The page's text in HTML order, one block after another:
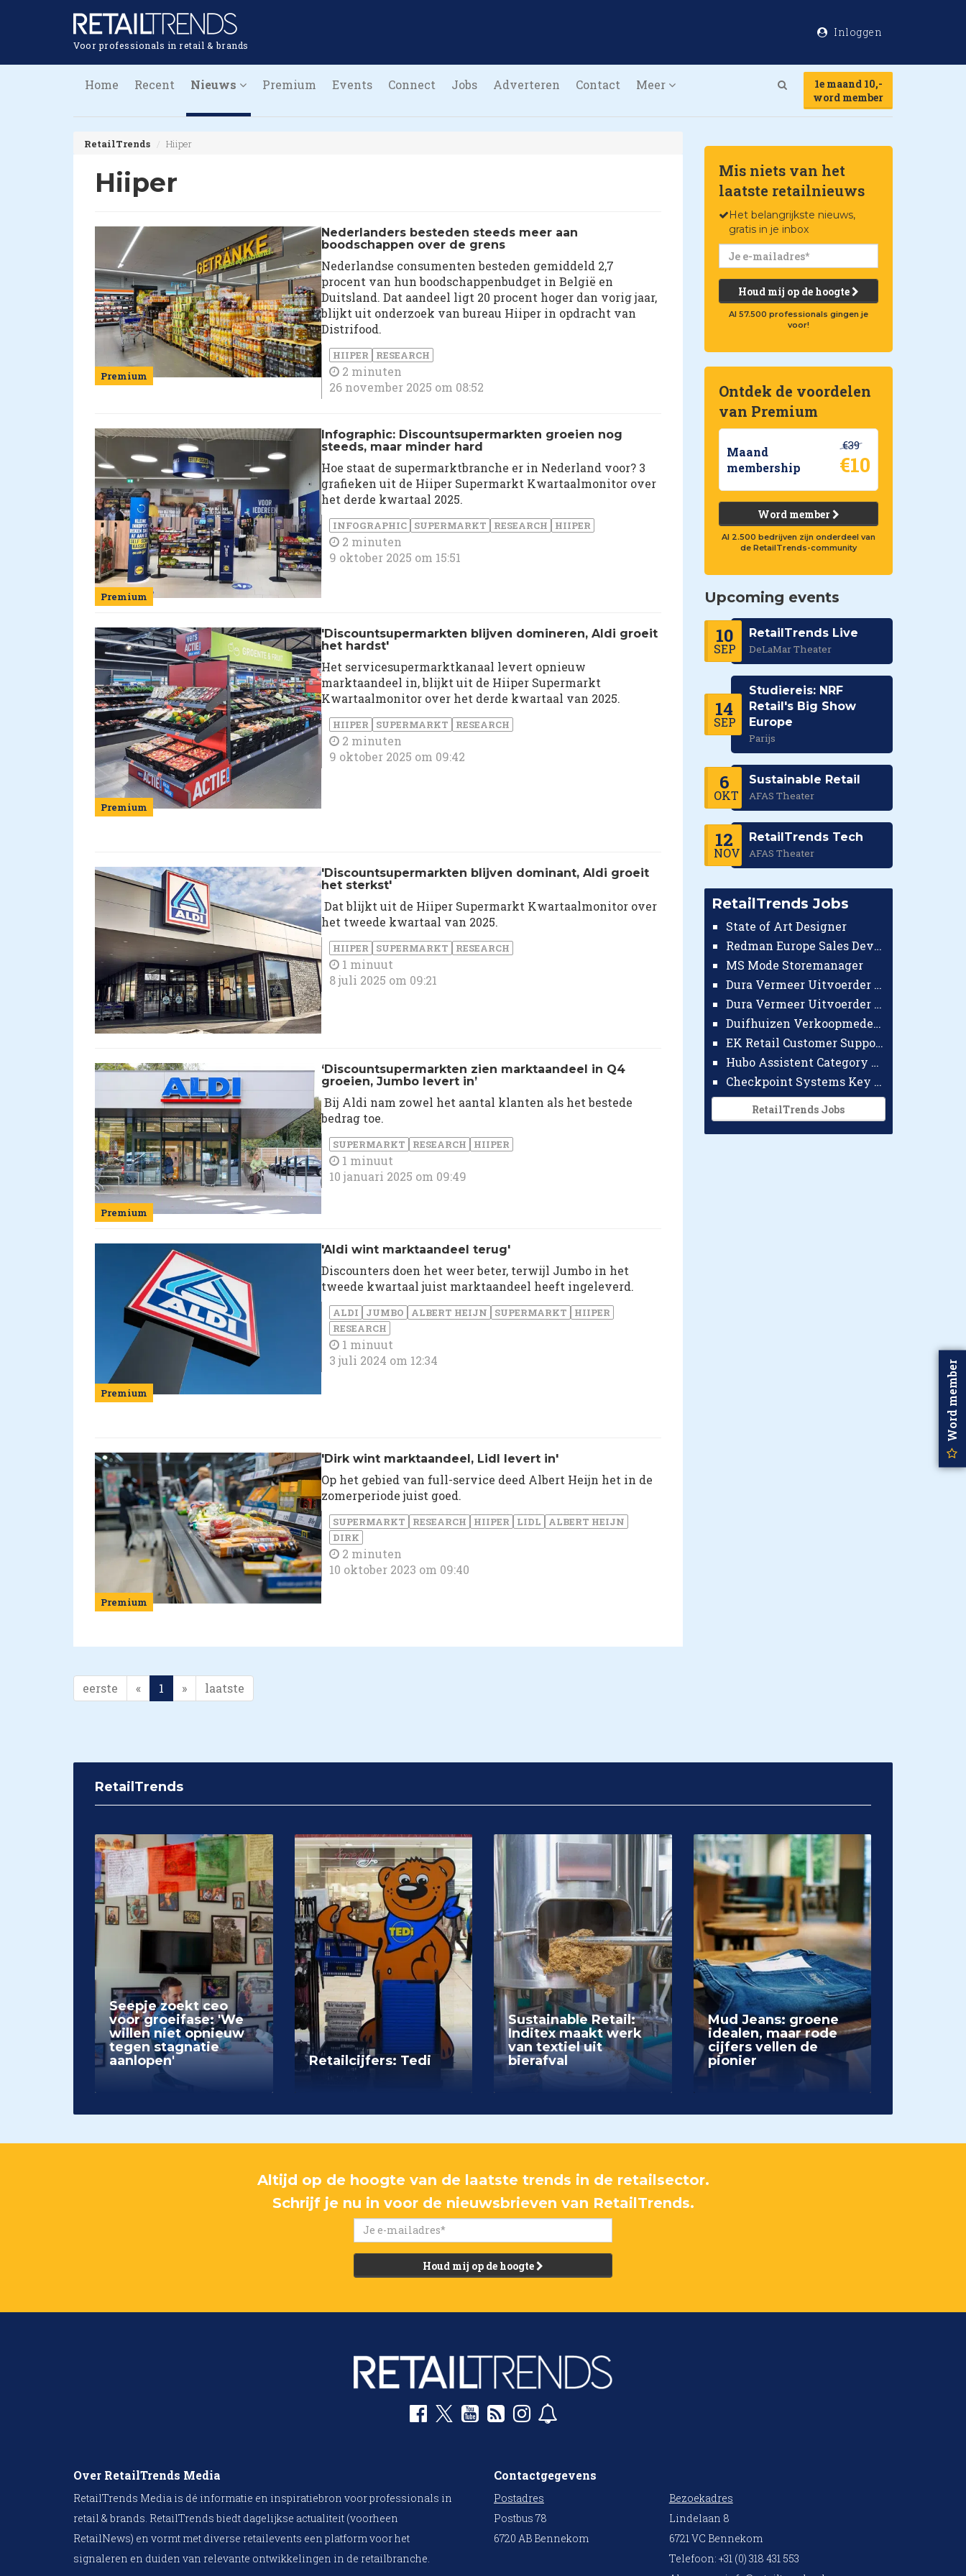
Voor professionals in retail & brands
Inloggen
Home Recent Nieuws Premium Events Connect Jobs Adverteren Contact Meer
1e maand 10,-
word member
RetailTrends Hiiper
Hiiper
Premium
Nederlanders besteden steeds meer aan
boodschappen over de grens
Nederlandse consumenten besteden gemiddeld 2,7
procent van hun boodschappenbudget in België en
Duitsland. Dat aandeel ligt 20 procent hoger dan vorig jaar,
blijkt uit onderzoek van bureau Hiiper in opdracht van
Distrifood.
HIIPER RESEARCH
2 minuten
26 november 2025 om 08:52
Premium
Infographic: Discountsupermarkten groeien nog
steeds, maar minder hard
Hoe staat de supermarktbranche er in Nederland voor? 3
grafieken uit de Hiiper Supermarkt Kwartaalmonitor over
het derde kwartaal 2025.
INFOGRAPHIC SUPERMARKT RESEARCH HIIPER
2 minuten
9 oktober 2025 om 15:51
Premium
'Discountsupermarkten blijven domineren, Aldi groeit
het hardst'
Het servicesupermarktkanaal levert opnieuw
marktaandeel in, blijkt uit de Hiiper Supermarkt
Kwartaalmonitor over het derde kwartaal van 2025.
HIIPER SUPERMARKT RESEARCH
2 minuten
9 oktober 2025 om 09:42
'Discountsupermarkten blijven dominant, Aldi groeit
het sterkst'
Dat blijkt uit de Hiiper Supermarkt Kwartaalmonitor over
het tweede kwartaal van 2025.
HIIPER SUPERMARKT RESEARCH
1 minuut
8 juli 2025 om 09:21
Premium
‘Discountsupermarkten zien marktaandeel in Q4
groeien, Jumbo levert in’
Bij Aldi nam zowel het aantal klanten als het bestede
bedrag toe.
SUPERMARKT RESEARCH HIIPER
1 minuut
10 januari 2025 om 09:49
Premium
'Aldi wint marktaandeel terug'
Discounters doen het weer beter, terwijl Jumbo in het
tweede kwartaal juist marktaandeel heeft ingeleverd.
ALDI JUMBO ALBERT HEIJN SUPERMARKT
HIIPER
RESEARCH
1 minuut
3 juli 2024 om 12:34
Premium
'Dirk wint marktaandeel, Lidl levert in'
Op het gebied van full-service deed Albert Heijn het in de
zomerperiode juist goed.
SUPERMARKT RESEARCH HIIPER LIDL
ALBERT HEIJN
DIRK
2 minuten
10 oktober 2023 om 09:40
eerste « 1 » laatste
Mis niets van het
laatste retailnieuws
Het belangrijkste nieuws,
gratis in je inbox
Houd mij op de hoogte
Al 57.500 professionals gingen je
voor!
Ontdek de voordelen
van Premium
Maand
membership
€39
€10
Word member
Al 2.500 bedrijven zijn onderdeel van
de RetailTrends-community
Upcoming events
10
SEP
RetailTrends Live
DeLaMar Theater
14
SEP
Studiereis: NRF
Retail's Big Show
Europe
Parijs
6
OKT
Sustainable Retail
AFAS Theater
12
NOV
RetailTrends Tech
AFAS Theater
RetailTrends Jobs
State of Art Designer
Redman Europe Sales Developer (Europe)
MS Mode Storemanager
Dura Vermeer Uitvoerder GWW Amsterdam
Dura Vermeer Uitvoerder Civiel Nijmegen
Duifhuizen Verkoopmedewerker Ridderkerk
EK Retail Customer Support Omnichannel
Hubo Assistent Category Manager
Checkpoint Systems Key Accountmanager Benelux
RetailTrends Jobs
RetailTrends
Seepje zoekt ceo
voor groeifase: 'We
willen niet opnieuw
tegen stagnatie
aanlopen'
Retailcijfers: Tedi
Sustainable Retail:
Inditex maakt werk
van textiel uit
bierafval
Mud Jeans: groene
idealen, maar rode
cijfers vellen de
pionier
Altijd op de hoogte van de laatste trends in de retailsector.
Schrijf je nu in voor de nieuwsbrieven van RetailTrends.
Houd mij op de hoogte
Over RetailTrends Media
RetailTrends Media is dé informatie en inspiratiebron voor professionals in
retail & brands. RetailTrends biedt dagelijkse actualiteit (voorheen
RetailNews) en vormt met diverse retailevents een platform voor het
signaleren en duiden van relevante ontwikkelingen in de retailbranche.
Contactgegevens
Postadres
Postbus 78
6720 AB Bennekom
Bezoekadres
Lindelaan 8
6721 VC Bennekom
Telefoon: +31 (0) 318 431 553
Word member